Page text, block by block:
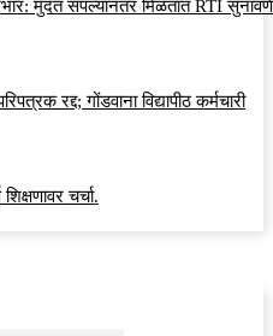
मुदत संपल्यानंतर मिळतात RTI
रद्द; गोंडवाना विद्यापीठ कर्मचारी
चर्चा.